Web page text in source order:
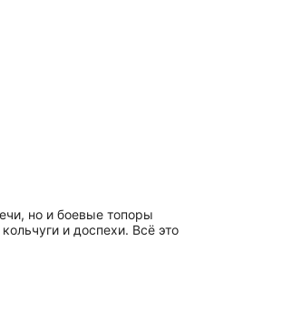
но и боевые топоры
и доспехи. Всё это